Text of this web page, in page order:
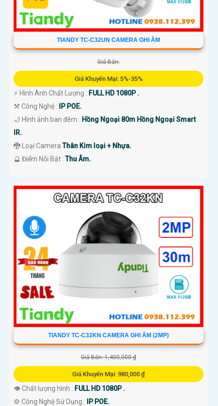
TIANDY TC-C32UN CAMERA GHI ÂM
Giá Bán:
Giá Khuyến Mại: 5%-35%
️⚡ Hình Ành Chất Lượng : FULL HD 1080P .
⚒ Công Nghệ : IP POE.
🌙 Hình ảnh ban đêm : Hồng Ngoại 80m Hồng Ngoại Smart
IR.
🐉️ Loại CameraThân Kim loại + Nhựa.
️🔮 Điểm Nỗi Bật :Thu Âm.
TIANDY TC-C32KN CAMERA GHI ÂM (2MP)
Giá Bán: 1,400,000 ₫
Giá Khuyến Mại: 980,000 ₫
👁 Chất lượng hình : FULL HD 1080P .
⚙ Công Nghệ Sử Dụng : IP POE.